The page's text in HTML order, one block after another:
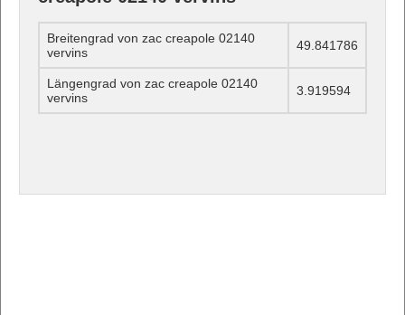
Breitengrad von zac creapole 02140
vervins
49.841786
Längengrad von zac creapole 02140
vervins
3.919594